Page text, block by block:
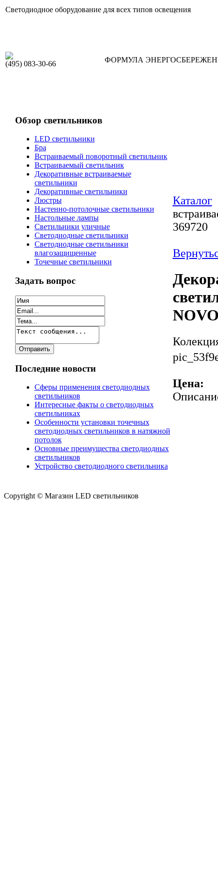
Светодиодное оборудование для всех типов освещения
(495) 083-30-66 ФОРМУЛА
Обзор светильников
LED светильники
Бра
Встраиваемый поворотный светильник
Встраиваемый светильник
Декоративные встраиваемые
светильники
Декоративные светильники
Люстры
Настенно-потолочные светильники
Настольные лампы
Светильники уличные
Светодиодные светильники
Светодиодные светильники
влагозащищенные
Точечные светильники
Задать вопрос
Последние новости
Сферы применения светодиодных
светильников
Интересные факты о светодиодных
светильниках
Особенности установки точечных
светодиодных светильников в натяжной
потолок
Основные преимущества светодиодных
светильников
Устройство светодиодного светильника
Каталог
369720
Цена:
Copyright © Магазин LED светильников